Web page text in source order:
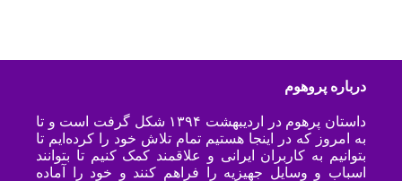
درباره پروهوم
داستان پرهوم در اردیبهشت ۱۳۹۴ شکل گرفت است و تا
به امروز که در اینجا هستیم تمام تلاش خود را کرده‌ایم تا
بتوانیم به کاربران ایرانی و علاقمند کمک کنیم تا بتوانند
اسباب و وسایل جهیزیه را فراهم کنند و خود را آماده